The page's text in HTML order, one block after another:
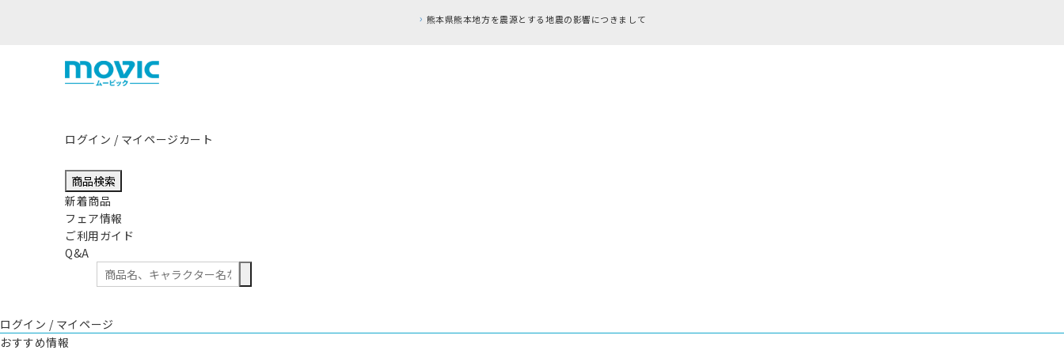
熊本県熊本地方を震源とする地震の影響につきまして
ログイン / マイページカート
商品検索
新着商品
フェア情報
ご利用ガイド
Q&A
ログイン / マイページ
おすすめ情報